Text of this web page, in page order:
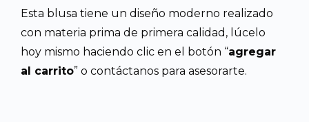
Esta blusa tiene un diseño moderno realizado
con materia prima de primera calidad, lúcelo
hoy mismo haciendo clic en el botón “agregar
al carrito” o contáctanos para asesorarte.